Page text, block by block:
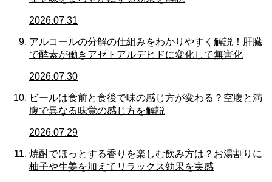
2026.07.31
アルコールの分解の仕組みをわかりやすく解説！肝臓
で酵素が働きアセトアルデヒドに変化して無害化
2026.07.30
ビールは食前と食後で味の感じ方が変わる？空腹と満
腹で異なる味覚の感じ方を解説
2026.07.29
焼酎でほっとする香りを楽しむ飲み方は？お湯割りに
柚子や生姜を加えてリラックス効果を実感